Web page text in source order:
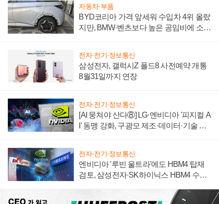
자동차·부품
BYD코리아 가격 앞세워 수입차 4위 올랐
지만, BMW·벤츠보다 높은 공임비에 소비
전자·전기·정보통신
삼성전자, 갤럭시Z 폴드8 사전예약 개통
8월31일까지 연장
전자·전기·정보통신
[AI 뭉쳐야 산다⑧] LG·엔비디아 '피지컬 A
I' 동맹 강화, 구광모 제조·데이터·기술 결
전자·전기·정보통신
엔비디아 '루빈 울트라'에도 HBM4 탑재
검토, 삼성전자·SK하이닉스 HBM4 수율